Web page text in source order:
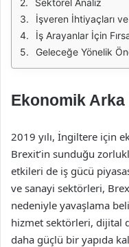
Sektörel Analiz
İşveren İhtiyaçları
İş Arayanlar İçin
Geleceğe Yönelik
Ekonomik Arka
2019 yılı, İngiltere için
Brexit’in sunduğu
etkileri de iş gücü
ve sanayi sektörleri,
nedeniyle yavaşlama
hizmet sektörleri, dijital
daha güçlü bir yapıda